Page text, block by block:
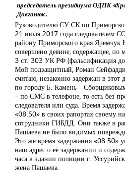
председатель президиума ОДПК
Довганюк.
Руководителю СУ СК по
21 июля 2017 года следователем
району Приморского края
совершено деяние, содержащее,
3 ст. 303 УК РФ (фальсификация
Мой подзащитный, Роман
считаю, незаконно задержан в
по городу Б. Камень –
– по СМС в телефоне, то есть без
следователя или суда. Время
«08.50» в своих рапортах своему
сотрудники ГИБДД. Они также в
Пашаева не было видимых
Это же время задержания «08.50»
наш адрес о её задержании и
часа в здании полиции г.
жена Пашаева.